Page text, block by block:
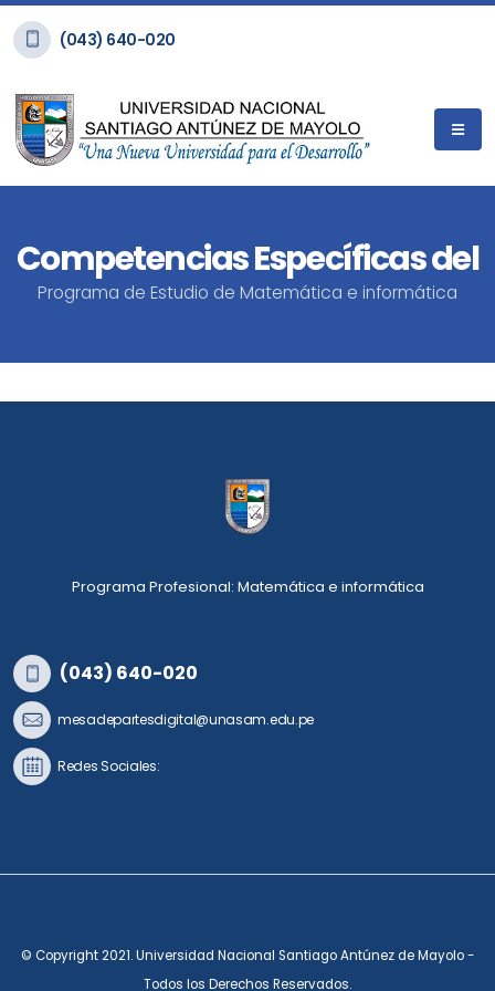
(043) 640-020
Competencias Específicas del
Programa de Estudio de Matemática e informática
Programa Profesional: Matemática e informática
(043) 640-020
mesadepartesdigital@unasam.edu.pe
Redes Sociales:
© Copyright 2021. Universidad Nacional Santiago Antúnez de Mayolo -
Todos los Derechos Reservados.